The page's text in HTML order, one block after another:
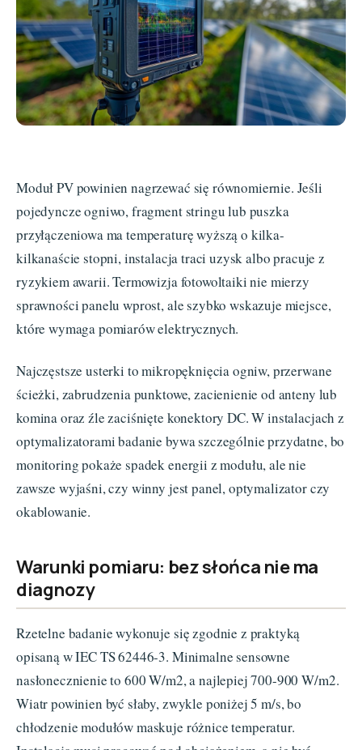
Moduł PV powinien nagrzewać się równomiernie. Jeśli
pojedyncze ogniwo, fragment stringu lub puszka
przyłączeniowa ma temperaturę wyższą o kilka-
kilkanaście stopni, instalacja traci uzysk albo pracuje z
ryzykiem awarii. Termowizja fotowoltaiki nie mierzy
sprawności panelu wprost, ale szybko wskazuje miejsce,
które wymaga pomiarów elektrycznych.
Najczęstsze usterki to mikropęknięcia ogniw, przerwane
ścieżki, zabrudzenia punktowe, zacienienie od anteny lub
komina oraz źle zaciśnięte konektory DC. W instalacjach z
optymalizatorami badanie bywa szczególnie przydatne, bo
monitoring pokaże spadek energii z modułu, ale nie
zawsze wyjaśni, czy winny jest panel, optymalizator czy
okablowanie.
Warunki pomiaru: bez słońca nie ma
diagnozy
Rzetelne badanie wykonuje się zgodnie z praktyką
opisaną w IEC TS 62446-3. Minimalne sensowne
nasłonecznienie to 600 W/m2, a najlepiej 700-900 W/m2.
Wiatr powinien być słaby, zwykle poniżej 5 m/s, bo
chłodzenie modułów maskuje różnice temperatur.